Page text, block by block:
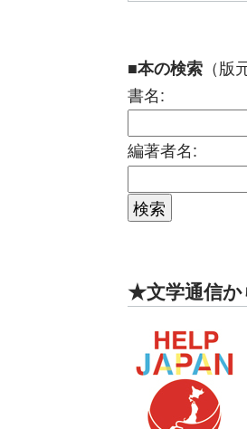
■本の検索（版
書名:
編著者名:
★文学通信か